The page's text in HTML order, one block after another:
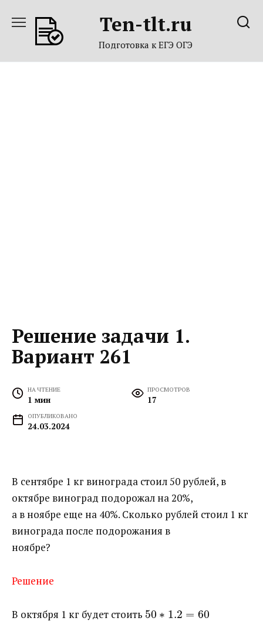
содержанию
Ten-tlt.ru
Подготовка к ЕГЭ ОГЭ
Решение задачи 1.
Вариант 261
НА ЧТЕНИЕ
1 мин
ПРОСМОТРОВ
17
ОПУБЛИКОВАНО
24.03.2024
В сентябре 1 кг винограда стоил 50 рублей, в
октябре виноград подорожал на 20%,
а в ноябре еще на 40%. Сколько рублей стоил 1 кг
винограда после подорожания в
ноябре?
Решение
В октября 1 кг будет стоить ​ 50 ∗ 1.2 = 60